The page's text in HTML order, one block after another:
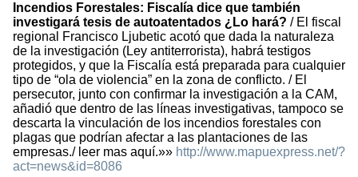
Incendios Forestales: Fiscalía dice que también
investigará tesis de autoatentados ¿Lo hará? / El fiscal
regional Francisco Ljubetic acotó que dada la naturaleza
de la investigación (Ley antiterrorista), habrá testigos
protegidos, y que la Fiscalía está preparada para cualquier
tipo de “ola de violencia” en la zona de conflicto. / El
persecutor, junto con confirmar la investigación a la CAM,
añadió que dentro de las líneas investigativas, tampoco se
descarta la vinculación de los incendios forestales con
plagas que podrían afectar a las plantaciones de las
empresas./ leer mas aquí.»» http://www.mapuexpress.net/?
act=news&id=8086